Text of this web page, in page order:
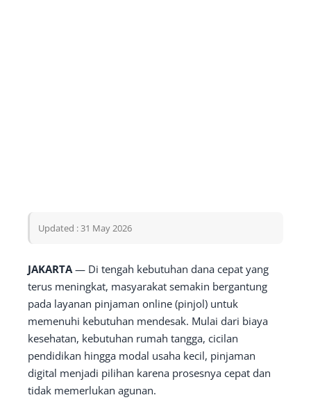
Updated : 31 May 2026
JAKARTA — Di tengah kebutuhan dana cepat yang
terus meningkat, masyarakat semakin bergantung
pada layanan pinjaman online (pinjol) untuk
memenuhi kebutuhan mendesak. Mulai dari biaya
kesehatan, kebutuhan rumah tangga, cicilan
pendidikan hingga modal usaha kecil, pinjaman
digital menjadi pilihan karena prosesnya cepat dan
tidak memerlukan agunan.